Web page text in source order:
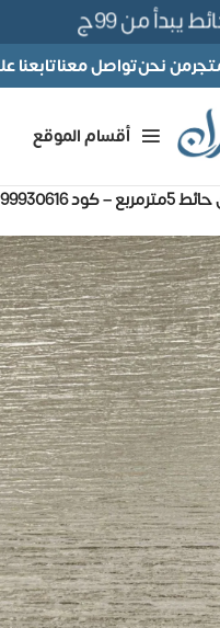
من 99ج
من نحنتواصل معنا
أقسام الموقع
– كود 99930616